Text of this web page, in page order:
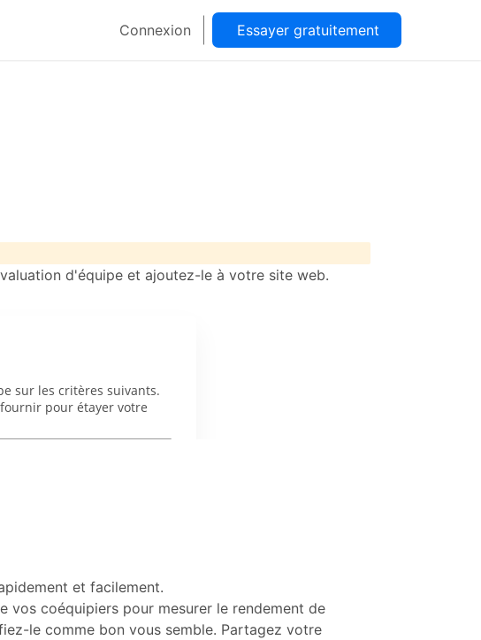
Connexion Essayer gratuitement
d'équipe et ajoutez-le à votre site web.
et facilement.
vos coéquipiers pour mesurer le rendement de
le comme bon vous semble. Partagez votre